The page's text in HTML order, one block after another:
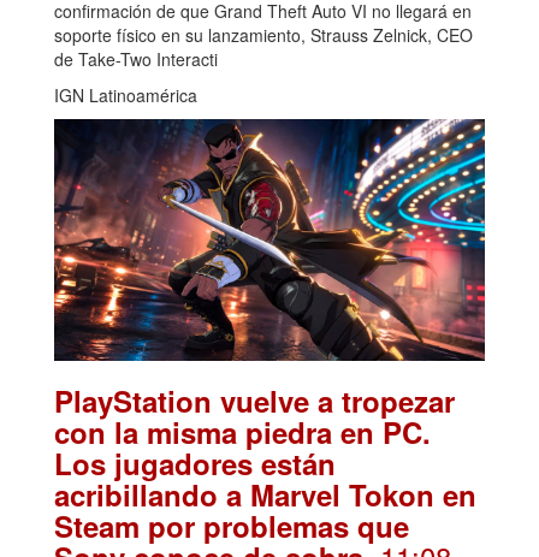
confirmación de que Grand Theft Auto VI no llegará en
soporte físico en su lanzamiento, Strauss Zelnick, CEO
de Take-Two Interacti
IGN Latinoamérica
PlayStation vuelve a tropezar
con la misma piedra en PC.
Los jugadores están
acribillando a Marvel Tokon en
Steam por problemas que